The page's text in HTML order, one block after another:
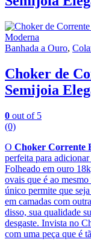
Banhada a Ouro,
Choker de
Semijoia
0 out of 5
(0)
O Choker Corrente
perfeita para
Folheado em ouro
ovais que é ao
único permite que
em camadas com
disso, sua qualidade
desgaste. Invista no
com uma peça que é